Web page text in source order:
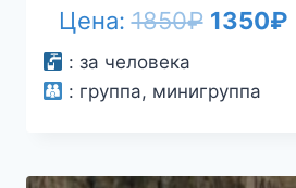
Цена:1850₽ 1350₽
: за человека
: группа, минигруппа